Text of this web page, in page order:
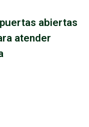
abiertas
atender